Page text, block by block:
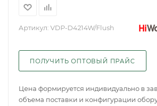
Артикул: VDP-D4214W/Flush
ПОЛУЧИТЬ ОПТОВЫЙ ПРАЙС
Цена формируется индивидуально в
объема поставки и конфигурации